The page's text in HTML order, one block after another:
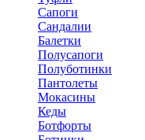
Сапоги
Сандалии
Балетки
Полусапоги
Полуботинки
Пантолеты
Мокасины
Кеды
Ботфорты